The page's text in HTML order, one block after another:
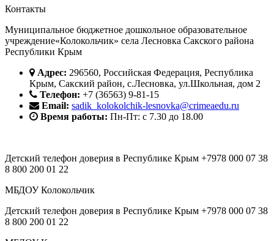
Контакты
Муниципальное бюджетное дошкольное образовательное
учреждение«Колокольчик» села Лесновка Сакского района
Республики Крым
Адрес: 296560, Российская Федерация, Республика
Крым, Сакский район, с.Лесновка, ул.Школьная, дом 2
Телефон: +7 (36563) 9-81-15
Email: sadik_kolokolchik-lesnovka@crimeaedu.ru
Время работы: Пн-Пт: с 7.30 до 18.00
Детский телефон доверия в Республике Крым +7978 000 07 38
8 800 200 01 22
МБДОУ Колокольчик
Детский телефон доверия в Республике Крым +7978 000 07 38
8 800 200 01 22